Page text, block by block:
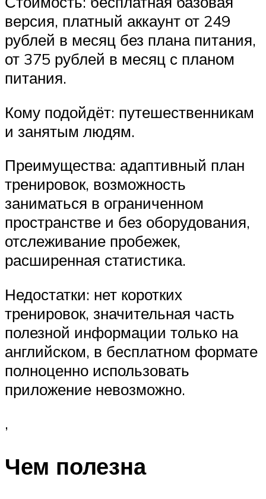
версия, платный аккаунт от 249
рублей в месяц без плана питания,
от 375 рублей в месяц с планом
питания.
Кому подойдёт: путешественникам
и занятым людям.
Преимущества: адаптивный план
тренировок, возможность
заниматься в ограниченном
пространстве и без оборудования,
отслеживание пробежек,
расширенная статистика.
Недостатки: нет коротких
тренировок, значительная часть
полезной информации только на
английском, в бесплатном формате
полноценно использовать
приложение невозможно.
,
Чем полезна